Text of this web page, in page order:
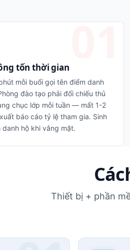
tốn thời gian
mỗi buổi gọi tên điểm danh
đào tạo phải đối chiếu thủ
chục lớp mỗi tuần — mất 1-2
báo cáo tỷ lệ tham gia. Sinh
hộ khi vắng mặt.
Thiết bị + phần